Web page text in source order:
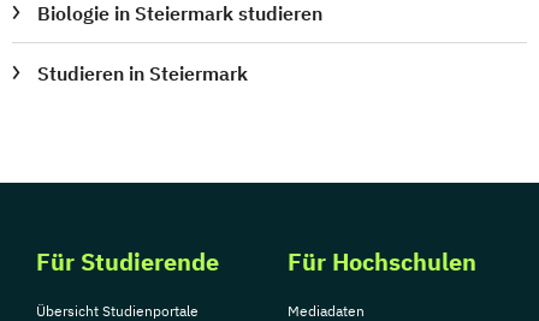
Transkulturelle Kommunikation
Türkisch (Lehramt)
Nachhaltigkeitsorientiertes Management
Umweltsystemwissenschaften –
Biologie in Steiermark studieren
Studieren in Steiermark
Für Studierende
Übersicht Studienportale
Für Hochschulen
Mediadaten